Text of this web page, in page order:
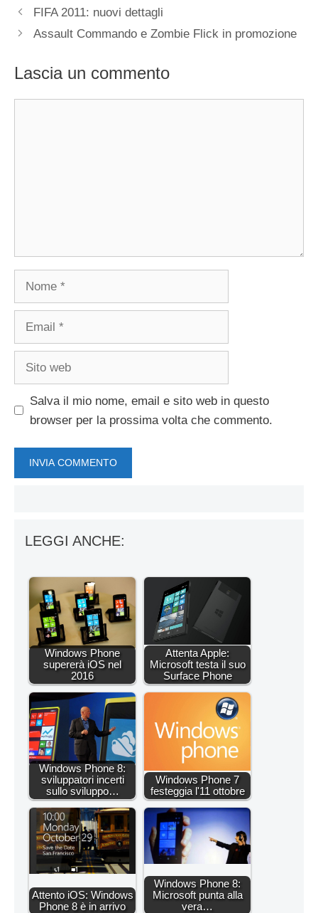
FIFA 2011: nuovi dettagli
Assault Commando e Zombie Flick in promozione
Lascia un commento
Salva il mio nome, email e sito web in questo
browser per la prossima volta che commento.
LEGGI ANCHE:
Windows Phone
supererà iOS nel
2016
Attenta Apple:
Microsoft testa il suo
Surface Phone
Windows Phone 8:
sviluppatori incerti
sullo sviluppo…
Windows Phone 7
festeggia l'11 ottobre
Attento iOS: Windows
Phone 8 è in arrivo
Windows Phone 8:
Microsoft punta alla
vera…